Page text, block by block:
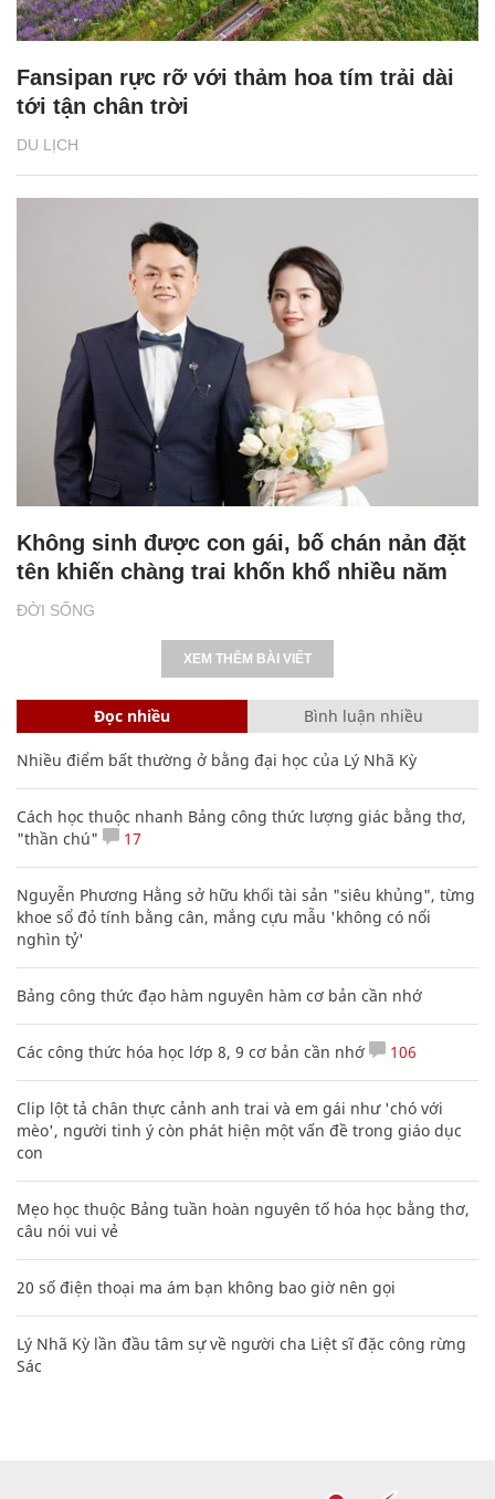
DU LỊCH
Fansipan rực rỡ với thảm hoa tím trải dài
tới tận chân trời
ĐỜI SỐNG
Không sinh được con gái, bố chán nản đặt
tên khiến chàng trai khốn khổ nhiều năm
XEM THÊM BÀI VIẾT
Đọc nhiều Bình luận nhiều
Nhiều điểm bất thường ở bằng đại học của Lý Nhã Kỳ
Cách học thuộc nhanh Bảng công thức lượng giác bằng thơ,
"thần chú"
17
Nguyễn Phương Hằng sở hữu khối tài sản "siêu khủng", từng
khoe sổ đỏ tính bằng cân, mắng cựu mẫu 'không có nổi
nghìn tỷ'
Bảng công thức đạo hàm nguyên hàm cơ bản cần nhớ
Các công thức hóa học lớp 8, 9 cơ bản cần nhớ 106
Clip lột tả chân thực cảnh anh trai và em gái như 'chó với
mèo', người tinh ý còn phát hiện một vấn đề trong giáo dục
con
Mẹo học thuộc Bảng tuần hoàn nguyên tố hóa học bằng thơ,
câu nói vui vẻ
20 số điện thoại ma ám bạn không bao giờ nên gọi
Lý Nhã Kỳ lần đầu tâm sự về người cha Liệt sĩ đặc công rừng
Sác